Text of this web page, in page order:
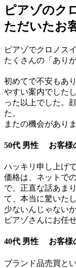
ピアゾのク
ただいたお
ピアゾでクロノス
たくさんの「あり
初めてで不安もあ
やすい案内でした
った以上でした。
た。
またの機会があり
50代 男性 お客様
ハッキリ申し上げ
価格は、ネットで
で、正直な話あま
て、本当に驚いた
少ないんじゃない
ピアゾさんにお任
40代 男性 お客様
ブランド品売買と